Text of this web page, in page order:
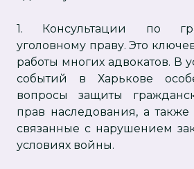
1. Консультации по
уголовному праву. Это
работы многих адвокатов. В
событий в Харькове
вопросы защиты
прав наследования, а
связанные с нарушением
условиях войны.